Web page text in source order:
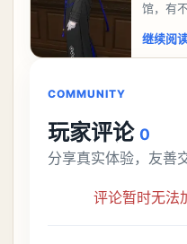
馆，有
机关枪
继续阅
COMMUNITY
玩家评论 0
分享真实体验，友善
评论暂时无法